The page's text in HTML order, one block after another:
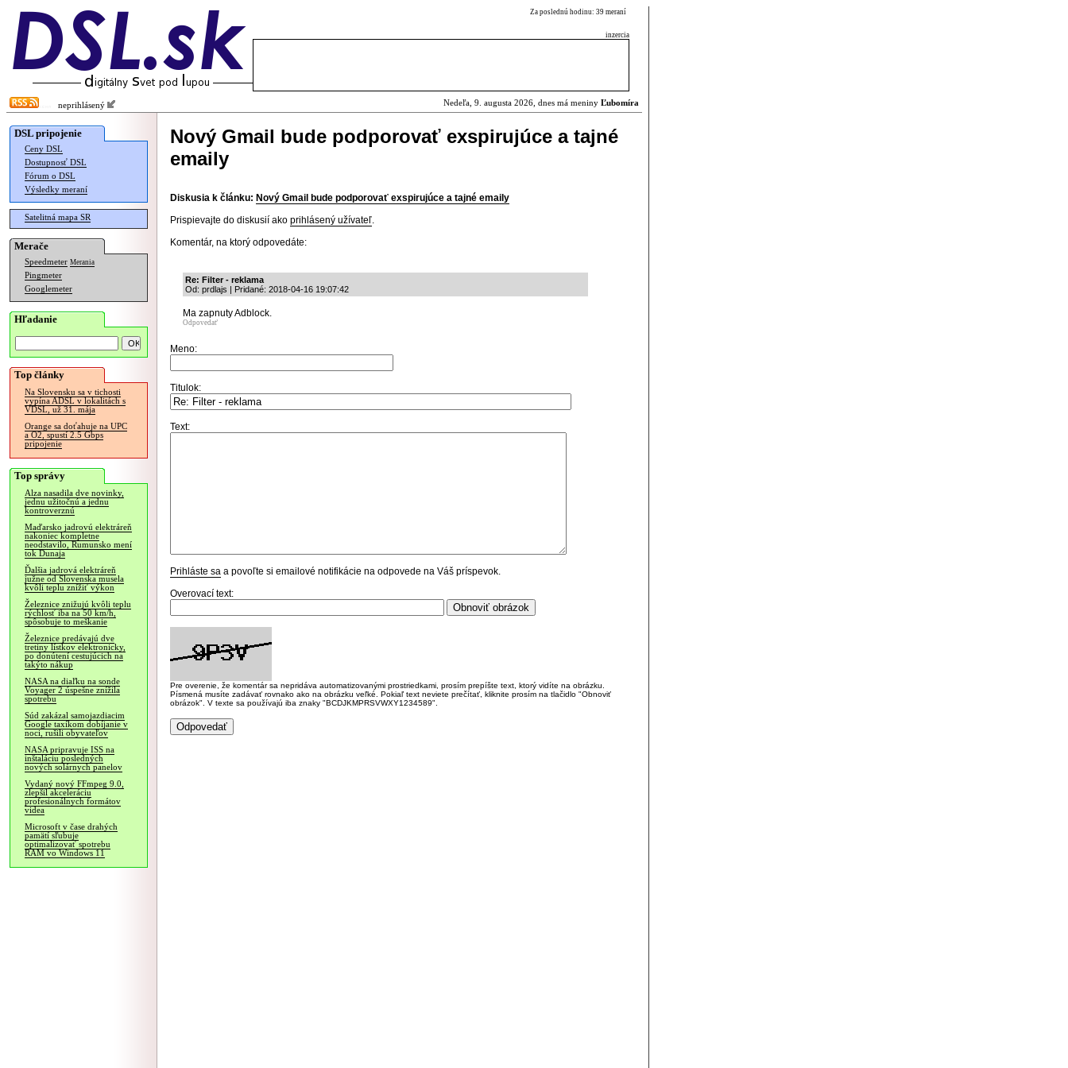
Za poslednú hodinu: 39 meraní
inzercia
neprihlásený Nedeľa, 9. augusta 2026, dnes má meniny Ľubomíra
DSL pripojenie
Ceny DSL
Dostupnosť DSL
Fórum o DSL
Výsledky meraní
Satelitná mapa SR
Merače
Speedmeter Merania
Pingmeter
Googlemeter
Hľadanie
Top články
Na Slovensku sa v tichosti
vypína ADSL v lokalitách s
VDSL, už 31. mája
Orange sa doťahuje na UPC
a O2, spustí 2.5 Gbps
pripojenie
Top správy
Alza nasadila dve novinky,
jednu užitočnú a jednu
kontroverznú
Maďarsko jadrovú elektráreň
nakoniec kompletne
neodstavilo, Rumunsko mení
tok Dunaja
Ďalšia jadrová elektráreň
južne od Slovenska musela
kvôli teplu znížiť výkon
Železnice znižujú kvôli teplu
rýchlosť iba na 50 km/h,
spôsobuje to meškanie
Železnice predávajú dve
tretiny lístkov elektronicky,
po donútení cestujúcich na
takýto nákup
NASA na diaľku na sonde
Voyager 2 úspešne znížila
spotrebu
Súd zakázal samojazdiacim
Google taxíkom dobíjanie v
noci, rušili obyvateľov
NASA pripravuje ISS na
inštaláciu posledných
nových solárnych panelov
Vydaný nový FFmpeg 9.0,
zlepšil akceleráciu
profesionálnych formátov
videa
Microsoft v čase drahých
pamätí sľubuje
optimalizovať spotrebu
RAM vo Windows 11
Nový Gmail bude podporovať exspirujúce a tajné
emaily
Diskusia k článku: Nový Gmail bude podporovať exspirujúce a tajné emaily
Prispievajte do diskusií ako prihlásený užívateľ.
Komentár, na ktorý odpovedáte:
Re: Filter - reklama
Od: prdlajs | Pridané: 2018-04-16 19:07:42
Ma zapnuty Adblock.
Odpovedať
Meno:
Titulok:
Text:
Prihláste sa a povoľte si emailové notifikácie na odpovede na Váš príspevok.
Overovací text:
Pre overenie, že komentár sa nepridáva automatizovanými prostriedkami, prosím prepíšte text, ktorý vidíte na obrázku.
Písmená musíte zadávať rovnako ako na obrázku veľké. Pokiaľ text neviete prečítať, kliknite prosím na tlačidlo "Obnoviť
obrázok". V texte sa používajú iba znaky "BCDJKMPRSVWXY1234589".